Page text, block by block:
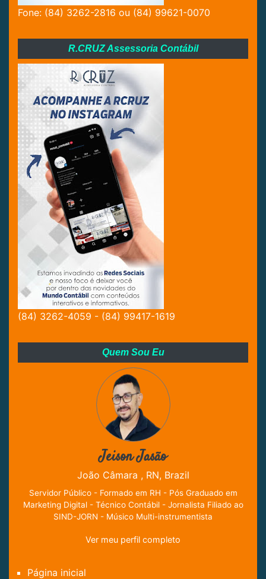
Fone: (84) 3262-2816 ou (84) 99621-0070
R.CRUZ Assessoria Contábil
(84) 3262-4059 - (84) 99417-1619
Quem Sou Eu
Jeison Jasão
João Câmara , RN, Brazil
Servidor Público - Formado em RH - Pós Graduado em
Marketing Digital - Técnico Contábil - Jornalista Filiado ao
SIND-JORN - Músico Multi-instrumentista
Ver meu perfil completo
Página inicial